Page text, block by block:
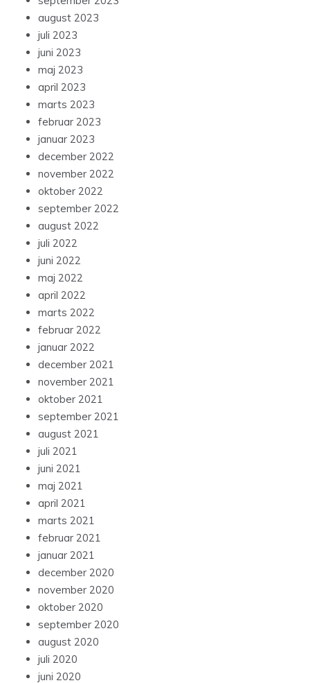
august 2023
juli 2023
juni 2023
maj 2023
april 2023
marts 2023
februar 2023
januar 2023
december 2022
november 2022
oktober 2022
september 2022
august 2022
juli 2022
juni 2022
maj 2022
april 2022
marts 2022
februar 2022
januar 2022
december 2021
november 2021
oktober 2021
september 2021
august 2021
juli 2021
juni 2021
maj 2021
april 2021
marts 2021
februar 2021
januar 2021
december 2020
november 2020
oktober 2020
september 2020
august 2020
juli 2020
juni 2020